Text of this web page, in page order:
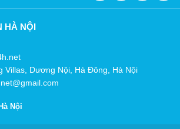
HÀ NỘI
Villas, Dương Nội, Hà Đông, Hà Nội
Nội